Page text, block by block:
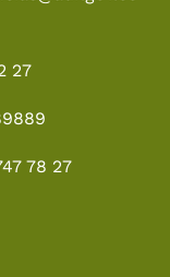
27
78 27